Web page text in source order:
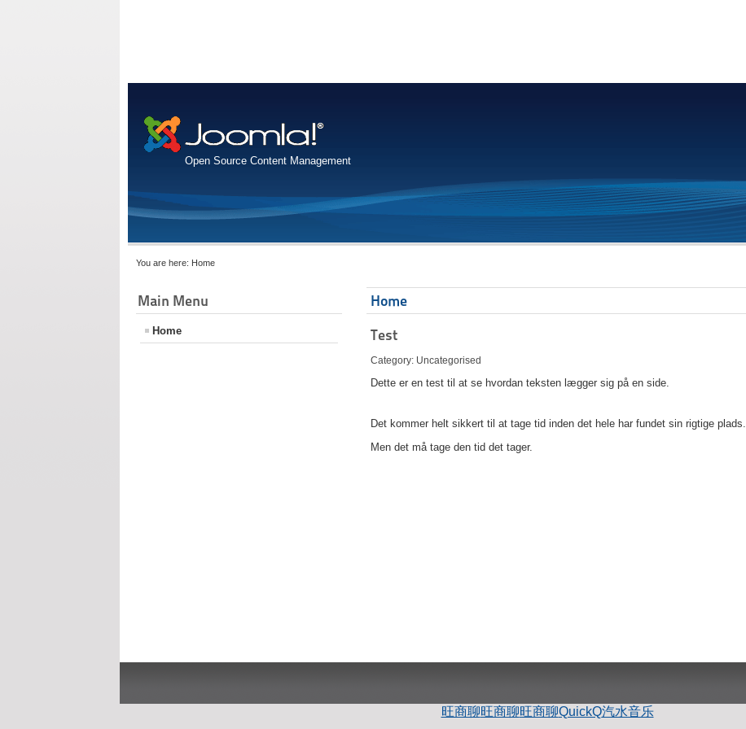
Open Source Content Management
You are here: Home
Main Menu
Home
Home
Test
Category: Uncategorised
Dette er en test til at se hvordan teksten lægger sig på en side.
Det kommer helt sikkert til at tage tid inden det hele har fundet sin rigtige plads.
Men det må tage den tid det tager.
旺商聊旺商聊旺商聊QuickQ汽水音乐